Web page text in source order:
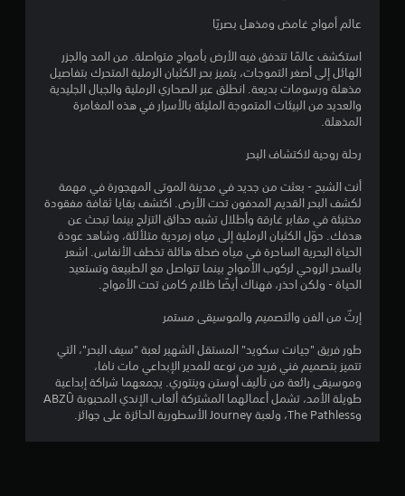
ن
ج
و
م
ن
إ
ج
ا
ل
ي
1
عالم أمواج غامض ومذهل بصريًا
استكشف عالمًا تتدفق فيه الأرض بأمواج متواصلة. من المد والجزر
الهائل إلى أصغر التموجات، يتميز بحر الكثبان الرملية المتحرك بتفاصيل
مذهلة ورسومات بديعة. انطلق عبر الصحاري الرملية والجبال الجليدية
والعديد من البيئات المتموجة المليئة بالأسرار في هذه المغامرة
المذهلة.
رحلة روحية لاكتشاف البحر
أنت الشبح - بعثت من جديد في مدينة الموتى المهجورة في مهمة
لكشف البحر القديم المدفون تحت الأرض. اكتشف بقايا ثقافة مفقودة
مختبئة في مقابر غارقة وأطلال تشبه حدائق التزلج بينما تبحث عن
هدفك. حوّل الكثبان الرملية إلى مياه زمردية متلألئة، وشاهد عودة
الحياة البحرية الساحرة في مياه ضحلة هائلة تخطف الأنفاس. اشعر
بالسحر الروحي لركوب الأمواج بينما تتواصل مع الطبيعة وتستعيد
الحياة - ولكن احذر، فهناك أيضًا ظلام كامن تحت الأمواج.
إرثٌ من الفن والتصميم والموسيقى مستمر
طور فريق "جيانت سكويد" المستقل الشهير لعبة "سيف البحر"، التي
تتميز بتصميم فني فريد من نوعه للمدير الإبداعي مات نافا،
وموسيقى رائعة من تأليف أوستن وينتوري. يجمعهما شراكة إبداعية
طويلة الأمد، تشمل أعمالهما المشتركة ألعاب الإندي المحبوبة ABZÛ
وThe Pathless، ولعبة Journey الأسطورية الحائزة على جوائز.